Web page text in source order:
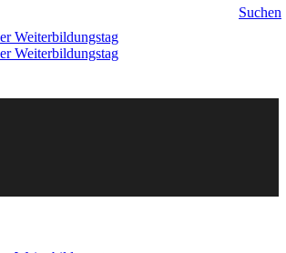
Suchen